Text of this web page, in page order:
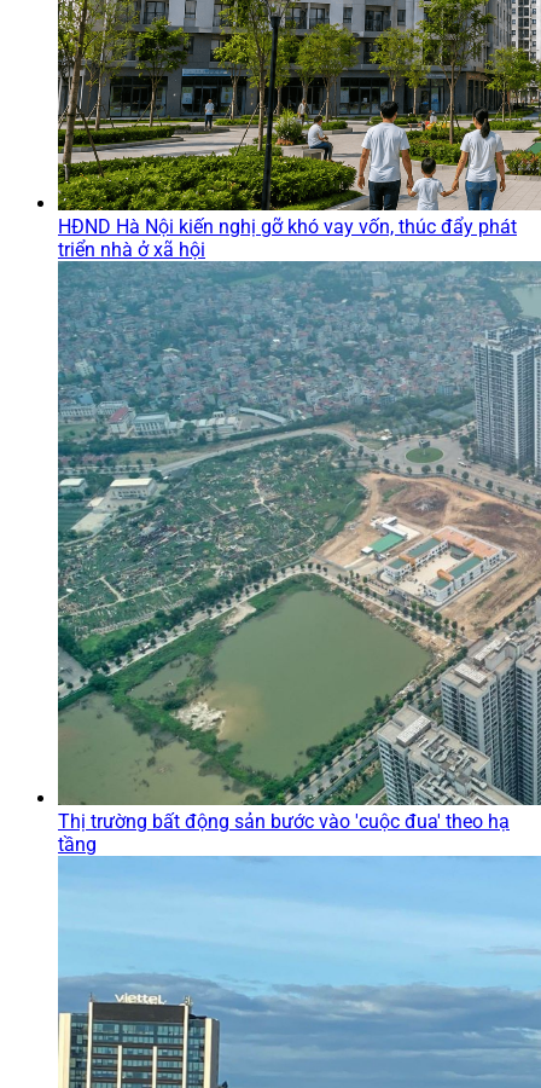
HĐND Hà Nội kiến nghị gỡ khó vay vốn, thúc đẩy phát
triển nhà ở xã hội
Thị trường bất động sản bước vào 'cuộc đua' theo hạ
tầng